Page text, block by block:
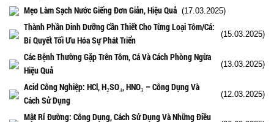
Mẹo Làm Sạch Nước Giếng Đơn Giản, Hiệu Quả (17.03.2025)
Thành Phần Dinh Dưỡng Cần Thiết Cho Từng Loại Tôm/Cá:
Bí Quyết Tối Ưu Hóa Sự Phát Triển
(15.03.2025)
Các Bệnh Thường Gặp Trên Tôm, Cá Và Cách Phòng Ngừa
Hiệu Quả
(13.03.2025)
Acid Công Nghiệp: HCl, H₂SO₄, HNO₃ – Công Dụng Và
Cách Sử Dụng
(12.03.2025)
Mật Rỉ Đường: Công Dụng, Cách Sử Dụng Và Những Điều